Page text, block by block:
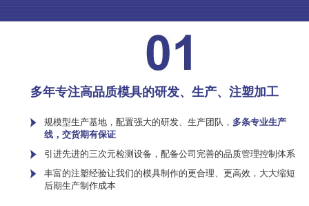
多年专注高品质模具的研发、生产、注塑加工
规模型生产基地，配置强大的研发、生产团队， 多条专业生产
线，交货期有保证
引进先进的三次元检测设备，配备公司完善的品质管理控制体系
丰富的注塑经验让我们的模具制作的更合理、更高效，大大缩短
后期生产制作成本